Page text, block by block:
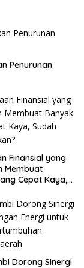
Penurunan
Finansial yang
Membuat
Cepat Kaya,
Dorong Sinergi